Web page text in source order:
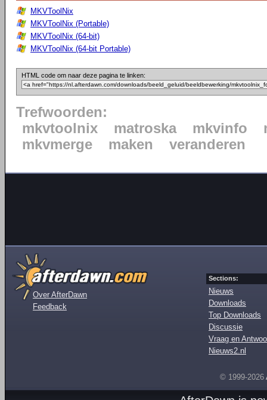
MKVToolNix
MKVToolNix (Portable)
MKVToolNix (64-bit)
MKVToolNix (64-bit Portable)
HTML code om naar deze pagina te linken:
Trefwoorden:
mkvtoolnix
matroska mkvinfo
mkvmerge
maken veranderen
Over AfterDawn
Feedback
Sections:
Nieuws
Downloads
Top Downloads
Discussie
Vraag en
Nieuws2.nl
© 1999-2026